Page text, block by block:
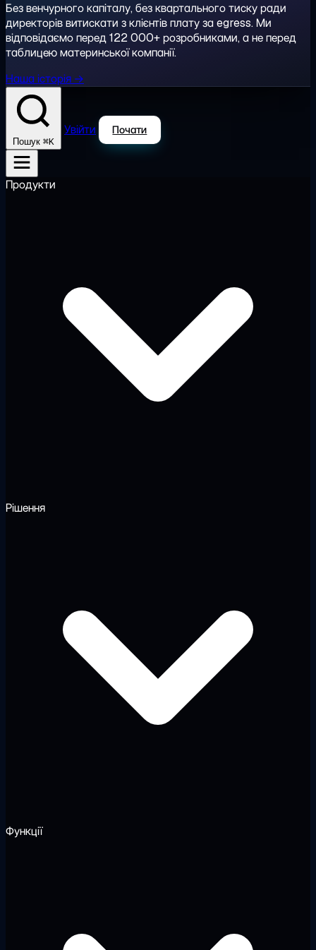
Без венчурного капіталу, без квартального тиску ради
директорів витискати з клієнтів плату за egress. Ми
відповідаємо перед 122 000+ розробниками, а не перед
таблицею материнської компанії.
Наша історія →
Пошук ⌘K
Увійти Почати
Продукти
Рішення
Функції